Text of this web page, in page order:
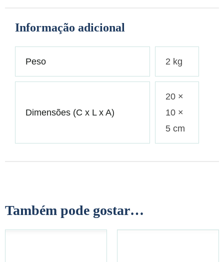
Informação adicional
Peso 2 kg
Dimensões (C x L x A)
20 ×
10 ×
5 cm
Também pode gostar…